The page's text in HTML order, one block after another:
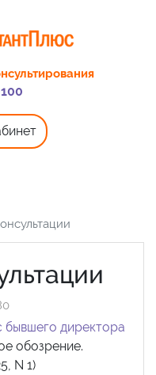
бывшего директора
обозрение.
N 1)